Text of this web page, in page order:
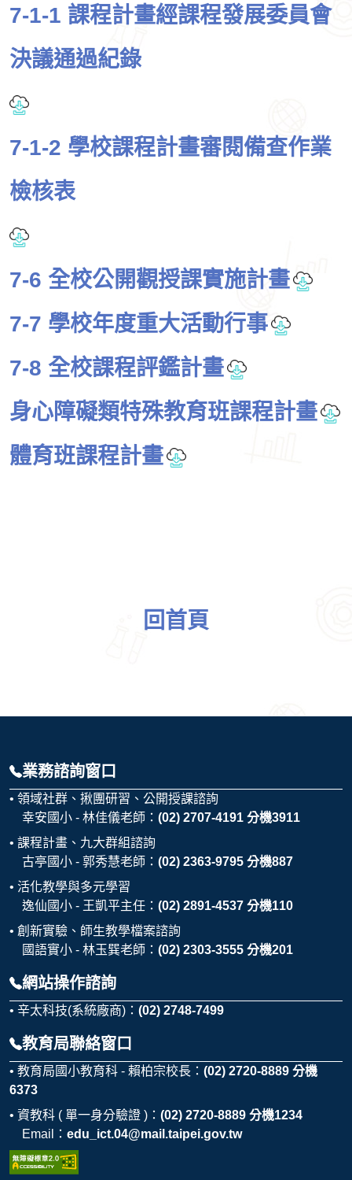
7-1-1 課程計畫經課程發展委員會
決議通過紀錄
7-1-2 學校課程計畫審閱備查作業
檢核表
7-6 全校公開觀授課實施計畫
7-7 學校年度重大活動行事
7-8 全校課程評鑑計畫
身心障礙類特殊教育班課程計畫
體育班課程計畫
回首頁
業務諮詢窗口
領域社群、揪團研習、公開授課諮詢
幸安國小 - 林佳儀老師： (02) 2707-4191 分機3911
課程計畫、九大群組諮詢
古亭國小 - 郭秀慧老師： (02) 2363-9795 分機887
活化教學與多元學習
逸仙國小 - 王凱平主任： (02) 2891-4537 分機110
創新實驗、師生教學檔案諮詢
國語實小 - 林玉巽老師： (02) 2303-3555 分機201
網站操作諮詢
辛太科技(系統廠商)： (02) 2748-7499
教育局聯絡窗口
教育局國小教育科 - 賴柏宗校長： (02) 2720-8889 分機
6373
資教科 ( 單一身分驗證 )： (02) 2720-8889 分機1234
Email： edu_ict.04@mail.taipei.gov.tw